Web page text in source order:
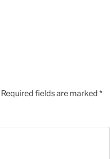
Required fields are marked *